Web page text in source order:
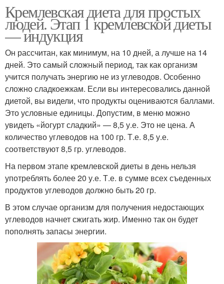
Кремлевская диета для простых
людей. Этап 1 кремлевской диеты
— индукция
Он рассчитан, как минимум, на 10 дней, а лучше на 14
дней. Это самый сложный период, так как организм
учится получать энергию не из углеводов. Особенно
сложно сладкоежкам. Если вы интересовались данной
диетой, вы видели, что продукты оцениваются баллами.
Это условные единицы. Допустим, в меню можно
увидеть «йогурт сладкий» — 8,5 у.е. Это не цена. А
количество углеводов на 100 гр. Т.е. 8,5 у.е.
соответствуют 8,5 гр. углеводов.
На первом этапе кремлевской диеты в день нельзя
употреблять более 20 у.е. Т.е. в сумме всех съеденных
продуктов углеводов должно быть 20 гр.
В этом случае организм для получения недостающих
углеводов начнет сжигать жир. Именно так он будет
пополнять запасы энергии.